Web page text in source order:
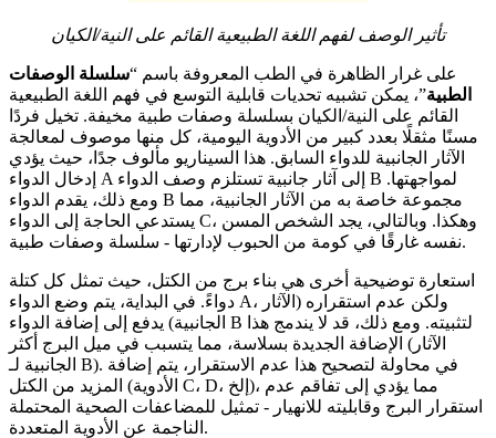
تأثير الوصف لفهم اللغة الطبيعية القائم على النية/الكيان
على غرار الظاهرة في الطب المعروفة باسم “سلسلة الوصفات
الطبية”، يمكن تشبيه تحديات قابلية التوسع في فهم اللغة الطبيعية
القائم على النية/الكيان بسلسلة وصفات طبية مخيفة. تخيل فردًا
مسنًا مثقلًا بعدد كبير من الأدوية اليومية، كل منها موصوف لمعالجة
الآثار الجانبية للدواء السابق. هذا السيناريو مألوف جدًا، حيث يؤدي
إدخال الدواء A إلى آثار جانبية تستلزم وصف الدواء B لمواجهتها.
ومع ذلك، يقدم الدواء B مجموعة خاصة به من الآثار الجانبية، مما
يستدعي الحاجة إلى الدواء C، وهكذا. وبالتالي، يجد الشخص المسن
نفسه غارقًا في كومة من الحبوب لإدارتها - سلسلة وصفات طبية.
استعارة توضيحية أخرى هي بناء برج من الكتل، حيث تمثل كل كتلة
دواءً. في البداية، يتم وضع الدواء A، ولكن عدم استقراره (الآثار
الجانبية) يدفع إلى إضافة الدواء B لتثبيته. ومع ذلك، قد لا يندمج هذا
الإضافة الجديدة بسلاسة، مما يتسبب في ميل البرج أكثر (الآثار
الجانبية لـ B). في محاولة لتصحيح هذا عدم الاستقرار، يتم إضافة
المزيد من الكتل (الأدوية C، D، إلخ)، مما يؤدي إلى تفاقم عدم
استقرار البرج وقابليته للانهيار - تمثيل للمضاعفات الصحية المحتملة
الناجمة عن الأدوية المتعددة.